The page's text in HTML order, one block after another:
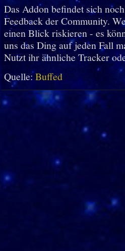
Das Addon befindet sich
Feedback der Community.
einen Blick riskieren - es
uns das Ding auf jeden Fall
Nutzt ihr ähnliche Tracker
Quelle:Buffed